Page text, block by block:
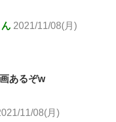
2021/11/08(月)
あるぞw
11/08(月)